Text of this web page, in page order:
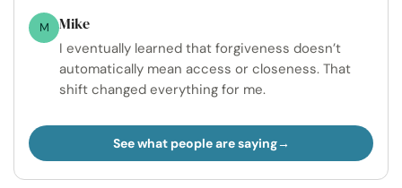
M Mike
I eventually learned that forgiveness doesn’t
automatically mean access or closeness. That
shift changed everything for me.
See what people are saying